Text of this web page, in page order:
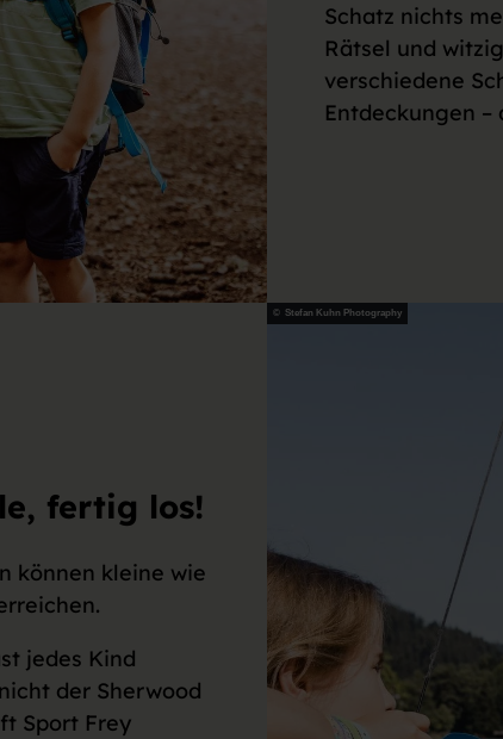
Schatz nichts
Rätsel und
verschiedene
Entdeckungen
fertig los!
können kleine wie
jedes Kind
der Sherwood
Sport Frey
© Stefan Kuhn Photography